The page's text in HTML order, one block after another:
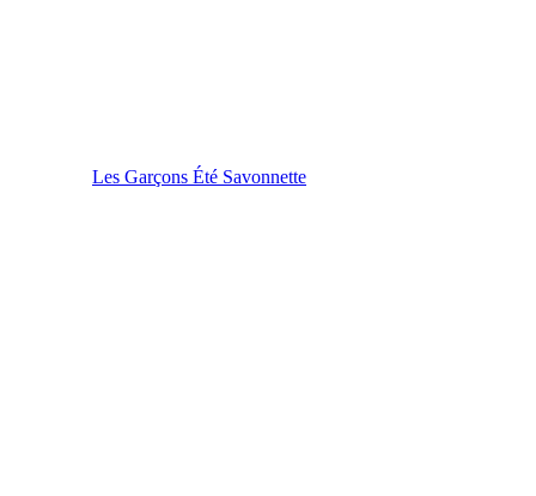
Les Garçons Été Savonnette